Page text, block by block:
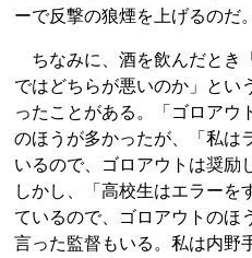
ーで反撃の狼煙を上げるのだ。
ちなみに、酒を飲んだとき
ではどちらが悪いのか」とい
ったことがある。「ゴロアウ
のほうが多かったが、「私は
いるので、ゴロアウトは奨励
しかし、「高校生はエラーを
ているので、ゴロアウトのほ
言った監督もいる。私は内野